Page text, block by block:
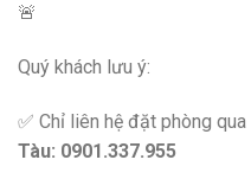
🚨
Quý khách lưu ý:
✅ Chỉ liên hệ đặt phòng qua
Tàu: 0901.337.955